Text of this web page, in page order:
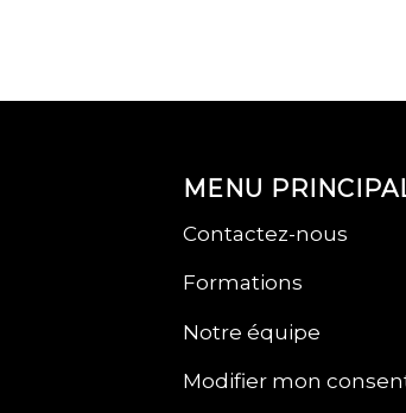
MENU
Contactez-nous
Formations
Notre équipe
Modifier mon